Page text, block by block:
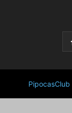
PipocasClub